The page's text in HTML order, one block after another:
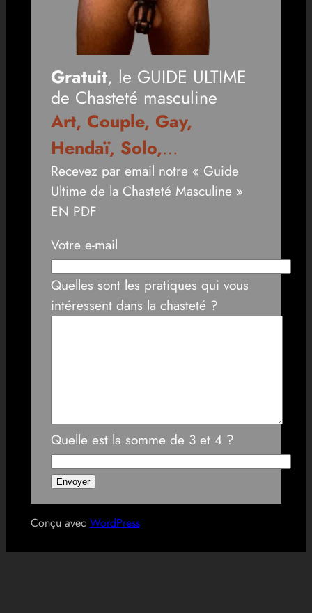
Gratuit, le GUIDE ULTIME
de Chasteté masculine
Art, Couple, Gay,
Hendaï, Solo,…
Recevez par email notre « Guide
Ultime de la Chasteté Masculine »
EN PDF
Votre e-mail
Quelles sont les pratiques qui vous
intéressent dans la chasteté ?
Quelle est la somme de 3 et 4 ?
Conçu avec WordPress